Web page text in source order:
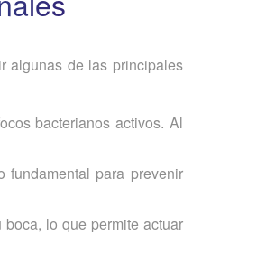
algunas de las principales
bacterianos activos. Al
para prevenir
lo que permite actuar